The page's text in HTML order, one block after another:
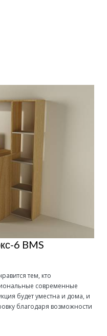
6 BMS
тем, кто
современные
будет уместна и дома, и
благодаря возможности